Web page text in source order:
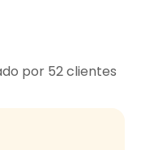
por 52clientes